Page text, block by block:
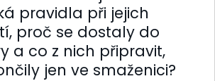
pravidla při jejich
proč se dostaly do
a co z nich připravit,
jen ve smaženici?